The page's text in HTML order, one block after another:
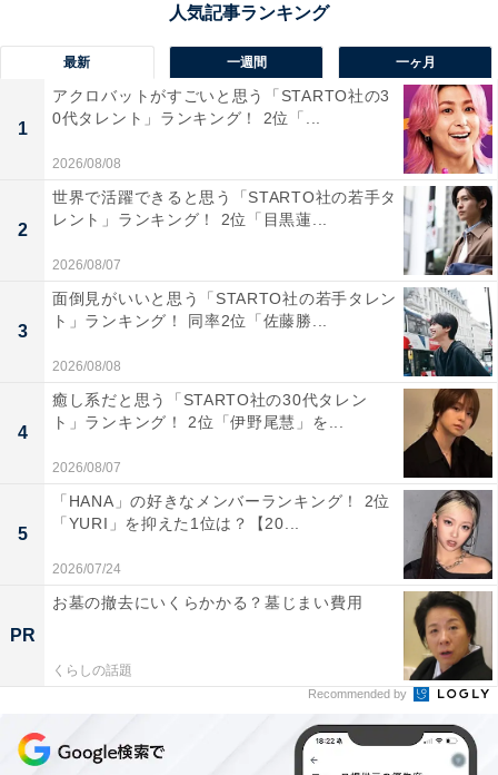
同率2位：永瀬廉（King & Prince）／39票
最新 一週間 一ヶ月
1
アクロバットがすごいと思う「STARTO社の3
0代タレント」ランキング！ 2位「...
2026/08/08
2
世界で活躍できると思う「STARTO社の若手タ
レント」ランキング！ 2位「目黒蓮...
2026/08/07
3
面倒見がいいと思う「STARTO社の若手タレン
ト」ランキング！ 同率2位「佐藤勝...
2026/08/08
4
癒し系だと思う「STARTO社の30代タレン
ト」ランキング！ 2位「伊野尾慧」を...
2026/08/07
5
「HANA」の好きなメンバーランキング！ 2位
「YURI」を抑えた1位は？【20...
2026/07/24
PR
お墓の撤去にいくらかかる？墓じまい費用
くらしの話題
Recommended by